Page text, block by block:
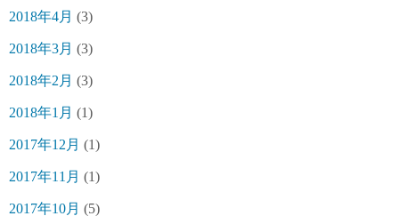
2018年4月 (3)
2018年3月 (3)
2018年2月 (3)
2018年1月 (1)
2017年12月 (1)
2017年11月 (1)
2017年10月 (5)